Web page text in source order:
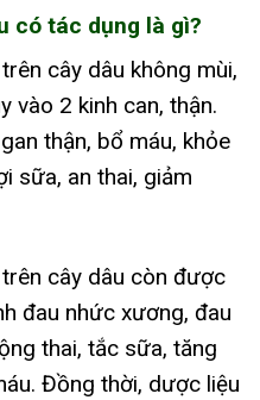
có tác dụng là gì?
trên cây dâu không mùi,
vào 2 kinh can, thận.
thận, bổ máu, khỏe
sữa, an thai, giảm
cây dâu còn được
đau nhức xương, đau
thai, tắc sữa, tăng
Đồng thời, dược liệu